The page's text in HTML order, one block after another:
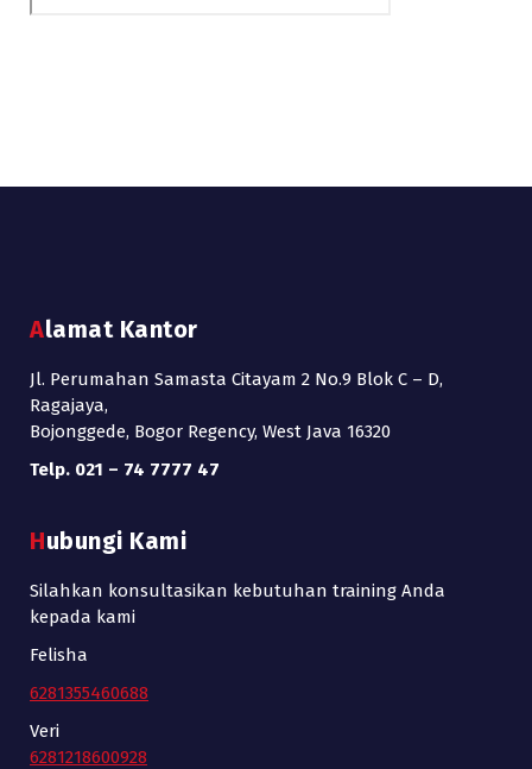
Alamat Kantor
Jl. Perumahan Samasta Citayam 2 No.9 Blok C – D,
Ragajaya,
Bojonggede, Bogor Regency, West Java 16320
Telp. 021 – 74 7777 47
Hubungi Kami
Silahkan konsultasikan kebutuhan training Anda
kepada kami
Felisha
6281355460688
Veri
6281218600928